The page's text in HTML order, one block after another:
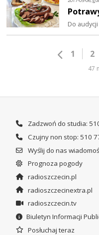
Do
1 2
47
Zadzwoń do studia:
Czujny non stop: 510
Wyślij do nas
Prognoza pogody
radioszczecin.pl
radioszczecinextra.pl
radioszczecin.tv
Biuletyn Informacji
Posłuchaj teraz